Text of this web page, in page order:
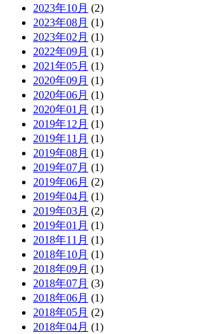
2023年10月 (2)
2023年08月 (1)
2023年02月 (1)
2022年09月 (1)
2021年05月 (1)
2020年09月 (1)
2020年06月 (1)
2020年01月 (1)
2019年12月 (1)
2019年11月 (1)
2019年08月 (1)
2019年07月 (1)
2019年06月 (2)
2019年04月 (1)
2019年03月 (2)
2019年01月 (1)
2018年11月 (1)
2018年10月 (1)
2018年09月 (1)
2018年07月 (3)
2018年06月 (1)
2018年05月 (2)
2018年04月 (1)